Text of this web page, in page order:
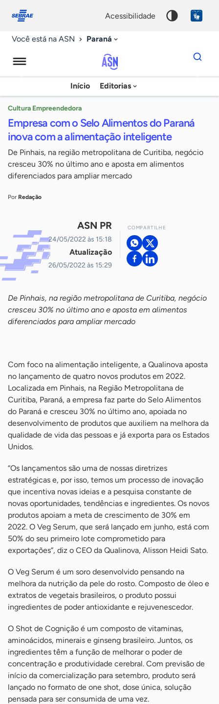
conosco
acessibilidade
Você está na ASN Paraná
Agência
Sebrae
Notícias
Início Editorias
Dados
para
chave
Cultura Empreendedora
Empresa com o Selo Alimentos do Paraná
inova com a alimentação inteligente
De Pinhais, na região metropolitana de Curitiba, negócio
cresceu 30% no último ano e aposta em alimentos
diferenciados para ampliar mercado
Por Redação
ASN PR
24/05/2022 às 15:18
Atualização
26/05/2022 às 15:29
COMPARTILHE
De Pinhais, na região metropolitana de Curitiba, negócio
cresceu 30% no último ano e aposta em alimentos
diferenciados para ampliar mercado
Com foco na alimentação inteligente, a Qualinova aposta
no lançamento de quatro novos produtos em 2022.
Localizada em Pinhais, na Região Metropolitana de
Curitiba, Paraná, a empresa faz parte do Selo Alimentos
do Paraná e cresceu 30% no último ano, apoiada no
desenvolvimento de produtos que auxiliem na melhora da
qualidade de vida das pessoas e já exporta para os Estados
Unidos.
“Os lançamentos são uma de nossas diretrizes
estratégicas e, por isso, temos um processo de inovação
que incentiva novas ideias e a pesquisa constante de
novas oportunidades, tendências e ingredientes. Os novos
produtos apoiam a meta de crescimento de 30% em
2022. O Veg Serum, que será lançado em junho, está com
50% do seu primeiro lote comprometido para
exportações”, diz o CEO da Qualinova, Alisson Heidi Sato.
O Veg Serum é um soro desenvolvido pensando na
melhora da nutrição da pele do rosto. Composto de óleo e
extratos de vegetais brasileiros, o produto possui
ingredientes de poder antioxidante e rejuvenescedor.
O Shot de Cognição é um composto de vitaminas,
aminoácidos, minerais e ginseng brasileiro. Juntos, os
ingredientes têm a função de melhorar o poder de
concentração e produtividade cerebral. Com previsão de
início da comercialização para setembro, produto será
lançado no formato de one shot, dose única, solução
pensada para ser consumida de uma vez.